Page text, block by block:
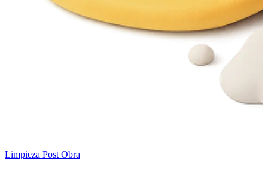
Limpieza Post Obra